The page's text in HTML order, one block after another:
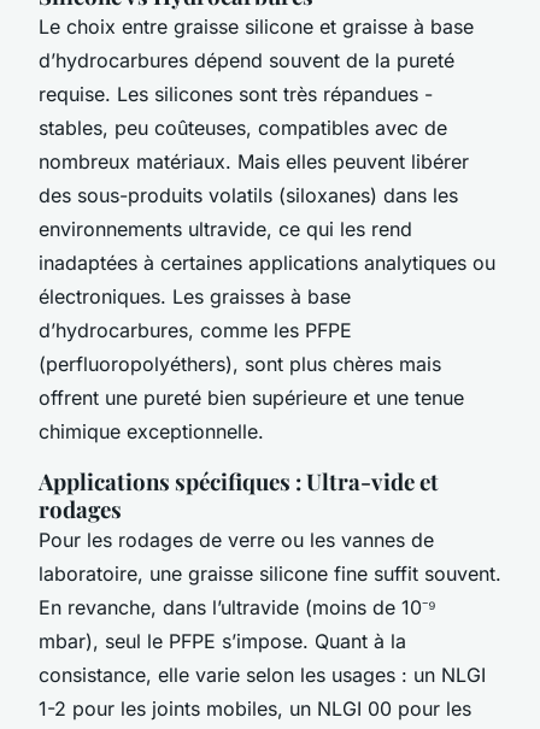
Le choix entre graisse silicone et graisse à base
d’hydrocarbures dépend souvent de la pureté
requise. Les silicones sont très répandues -
stables, peu coûteuses, compatibles avec de
nombreux matériaux. Mais elles peuvent libérer
des sous-produits volatils (siloxanes) dans les
environnements ultravide, ce qui les rend
inadaptées à certaines applications analytiques ou
électroniques. Les graisses à base
d’hydrocarbures, comme les PFPE
(perfluoropolyéthers), sont plus chères mais
offrent une pureté bien supérieure et une tenue
chimique exceptionnelle.
Applications spécifiques : Ultra-vide et
rodages
Pour les rodages de verre ou les vannes de
laboratoire, une graisse silicone fine suffit souvent.
En revanche, dans l’ultravide (moins de 10⁻⁹
mbar), seul le PFPE s’impose. Quant à la
consistance, elle varie selon les usages : un NLGI
1-2 pour les joints mobiles, un NLGI 00 pour les